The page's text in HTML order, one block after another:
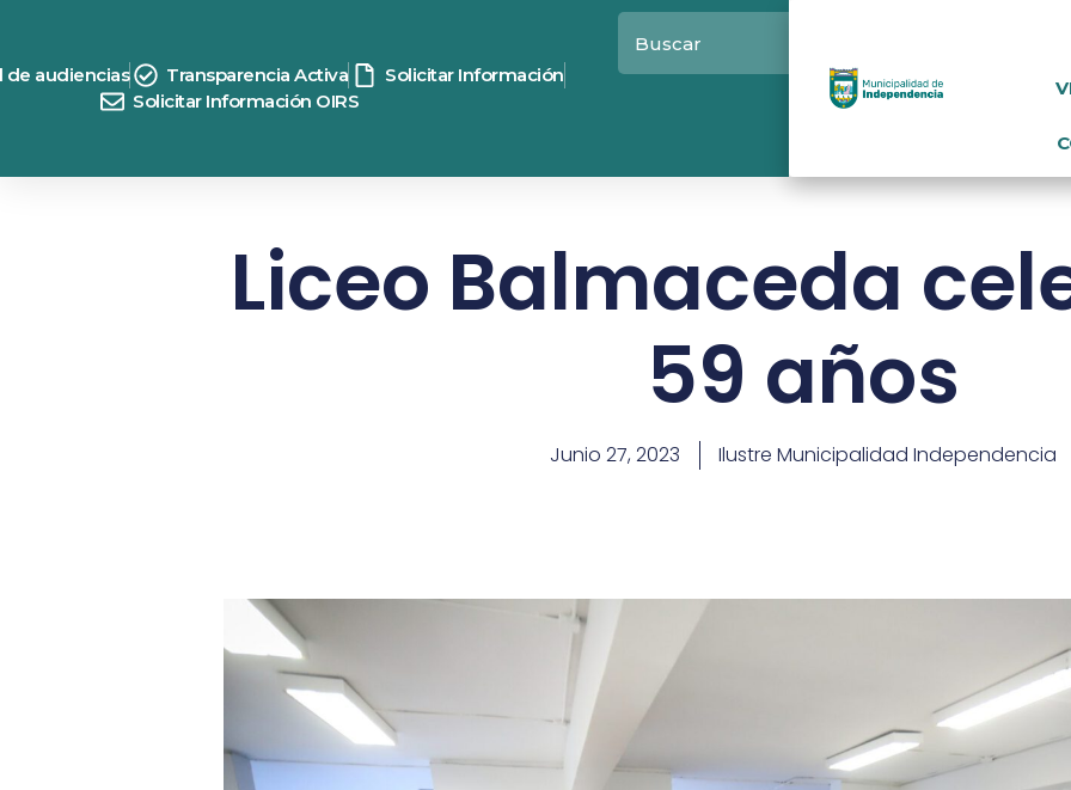
de audiencias Transparencia Activa
Solicitar Información
Solicitar Información OIRS
Liceo Balmaceda
59 años
Junio 27, 2023 Ilustre Municipalidad Independencia